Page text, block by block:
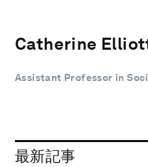
Catherine
Assistant Professor in
最新記事